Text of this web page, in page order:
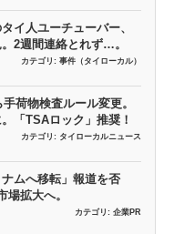
イ人ユーチューバー、
2週間連絡とれず…。
カテゴリ: 事件（タイローカル）
荷物検査ルール変更。
「TSAロック」推奨！
カテゴリ: タイローカルニュース
ムへ移転」報道を否
場拡大へ。
カテゴリ: 企業PR